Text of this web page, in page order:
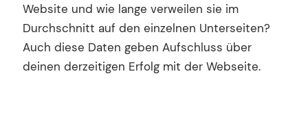
Website und wie lange verweilen sie im
Durchschnitt auf den einzelnen Unterseiten?
Auch diese Daten geben Aufschluss über
deinen derzeitigen Erfolg mit der Webseite.